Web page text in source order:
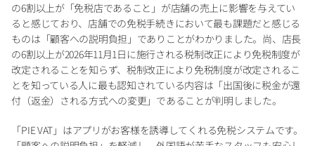
の6割以上が「免税店であること」が店舗の売上に影響を与えてい
ると感じており、店舗での免税手続きにおいて最も課題だと感じる
ものは「顧客への説明負担」でありことがわかりました。尚、店長
の6割以上が2026年11月1日に施行される税制改正により免税制度が
改定されることを知らず、税制改正により免税制度が改定されるこ
とを知っている人に最も認知されている内容は「出国後に税金が還
付（返金）される方式への変更」であることが判明しました。
「PIE VAT」はアプリがお客様を誘導してくれる免税システムです。